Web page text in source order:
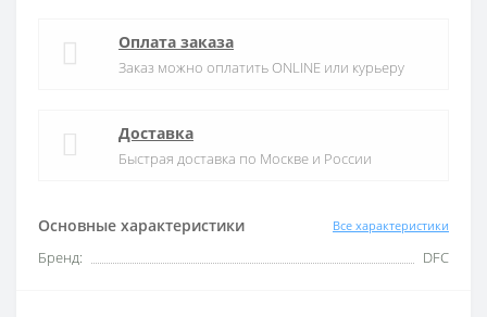
Основные характеристики Все характеристики
Бренд: DFC
Оплата заказа
Заказ можно оплатить ONLINE или курьеру
Доставка
Быстрая доставка по Москве и России